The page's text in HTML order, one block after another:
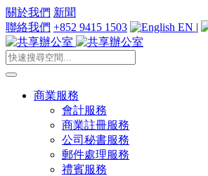
關於我們 新聞
聯絡我們 +852 9415 1503 EN |
商業服務
會計服務
商業註冊服務
公司秘書服務
郵件處理服務
禮賓服務